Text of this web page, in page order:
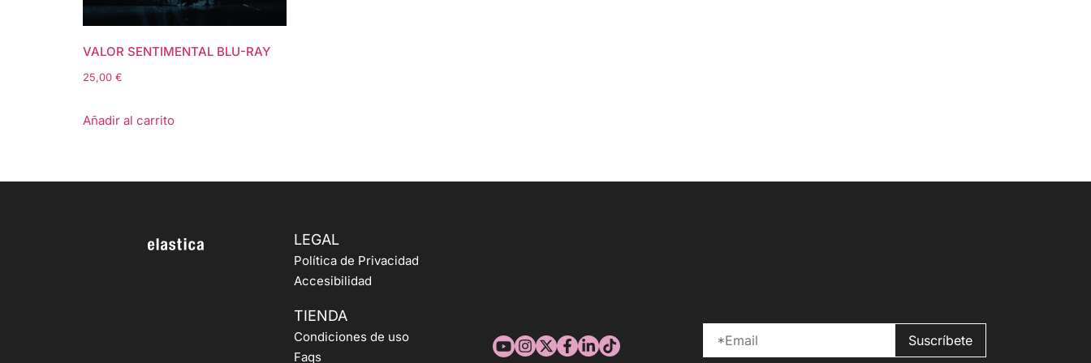
VALOR SENTIMENTAL BLU-RAY
25,00 €
Añadir al carrito
LEGAL
Política de Privacidad
Accesibilidad
TIENDA
Condiciones de uso
Faqs